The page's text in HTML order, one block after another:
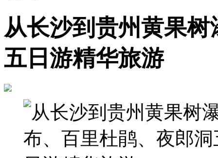
从长沙到贵州黄果
五日游精华旅游